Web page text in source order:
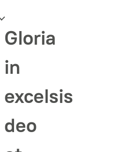
Gloria
in
excelsis
deo